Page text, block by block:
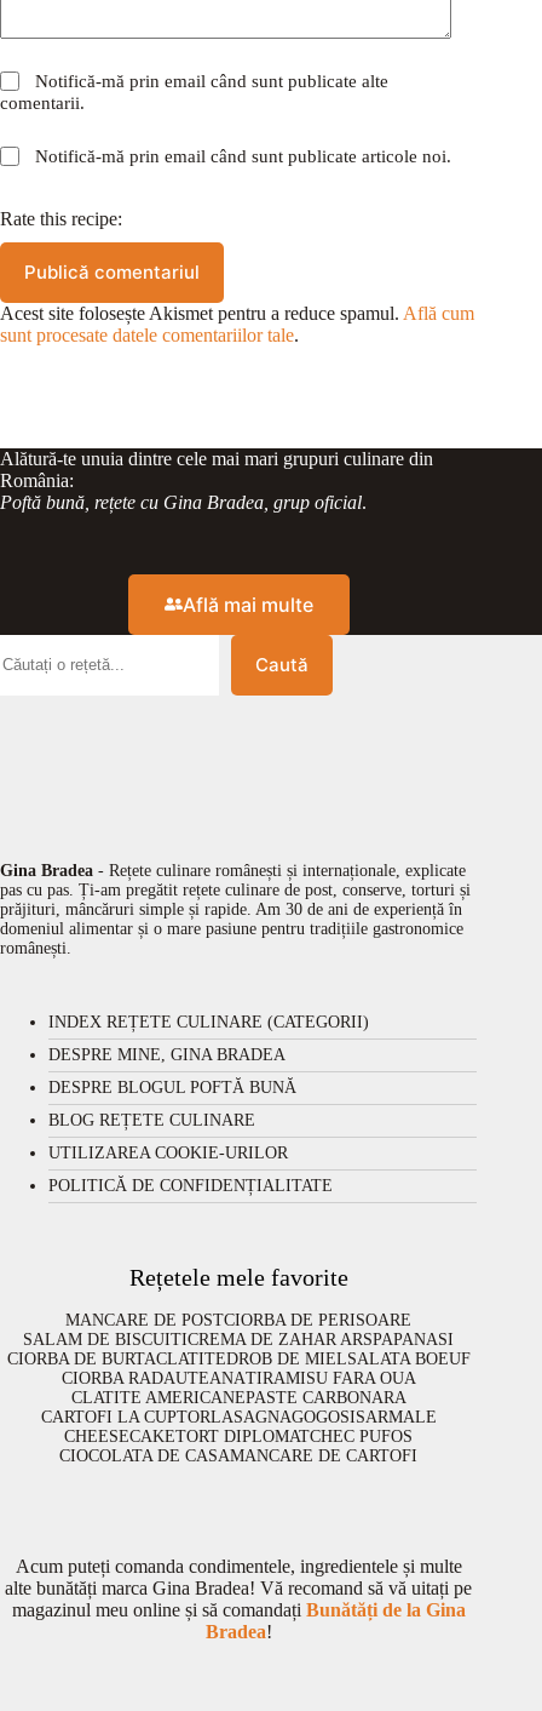
Notifică-mă prin email când sunt publicate alte
comentarii.
Notifică-mă prin email când sunt publicate articole noi.
Rate this recipe:
Publică comentariul
Acest site folosește Akismet pentru a reduce spamul. Află cum
sunt procesate datele comentariilor tale.
Alătură-te unuia dintre cele mai mari grupuri culinare din
România:
Poftă bună, rețete cu Gina Bradea, grup oficial.
Află mai multe
Caută
Gina Bradea - Rețete culinare românești și internaționale, explicate
pas cu pas. Ți-am pregătit rețete culinare de post, conserve, torturi și
prăjituri, mâncăruri simple și rapide. Am 30 de ani de experiență în
domeniul alimentar și o mare pasiune pentru tradițiile gastronomice
românești.
INDEX REȚETE CULINARE (CATEGORII)
DESPRE MINE, GINA BRADEA
DESPRE BLOGUL POFTĂ BUNĂ
BLOG REȚETE CULINARE
UTILIZAREA COOKIE-URILOR
POLITICĂ DE CONFIDENȚIALITATE
Rețetele mele favorite
MANCARE DE POSTCIORBA DE PERISOARE
SALAM DE BISCUITICREMA DE ZAHAR ARSPAPANASI
CIORBA DE BURTACLATITEDROB DE MIELSALATA BOEUF
CIORBA RADAUTEANATIRAMISU FARA OUA
CLATITE AMERICANEPASTE CARBONARA
CARTOFI LA CUPTORLASAGNAGOGOSISARMALE
CHEESECAKETORT DIPLOMATCHEC PUFOS
CIOCOLATA DE CASAMANCARE DE CARTOFI
Acum puteți comanda condimentele, ingredientele și multe
alte bunătăți marca Gina Bradea! Vă recomand să vă uitați pe
magazinul meu online și să comandați Bunătăți de la Gina
Bradea!